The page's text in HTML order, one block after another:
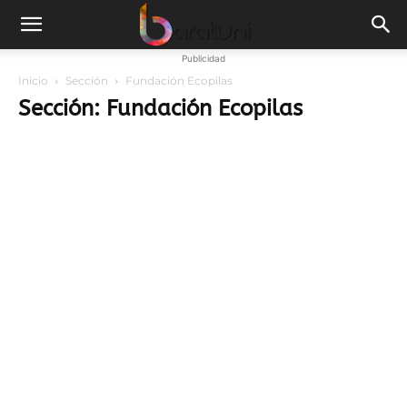
Publicidad
Inicio Sección Fundación Ecopilas
Sección: Fundación Ecopilas